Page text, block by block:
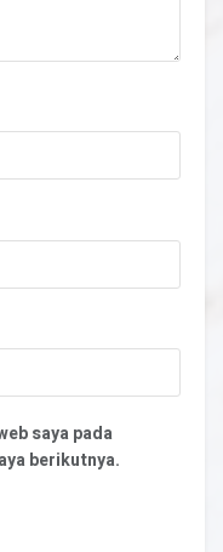
saya pada
berikutnya.